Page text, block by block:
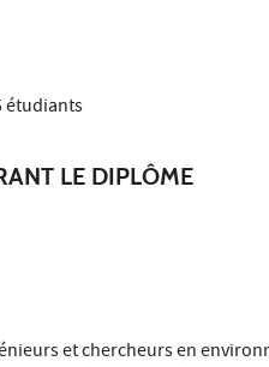
étudiants
LE DIPLÔME
et chercheurs en